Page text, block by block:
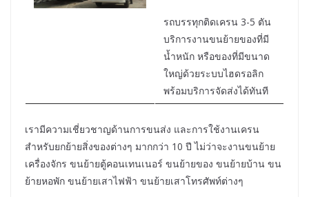
รถบรรทุกติดเครน 3-5 ตัน
บริการงานขนย้ายของที่มี
น้ำหนัก หรือของที่มีขนาด
ใหญ่ด้วยระบบไฮดรอลิก
พร้อมบริการจัดส่งได้ทันที
เรามีความเชี่ยวชาญด้านการขนส่ง และการใช้งานเครน
สำหรับยกย้ายสิ่งของต่างๆ มากกว่า 10 ปี ไม่ว่าจะงานขนย้าย
เครื่องจักร ขนย้ายตู้คอนเทนเนอร์ ขนย้ายของ ขนย้ายบ้าน ขน
ย้ายหอพัก ขนย้ายเสาไฟฟ้า ขนย้ายเสาโทรศัพท์ต่างๆ